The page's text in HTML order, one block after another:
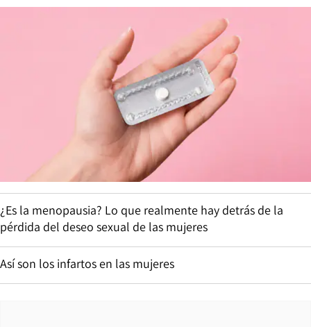
¿Es la menopausia? Lo que realmente hay detrás de la
pérdida del deseo sexual de las mujeres
Así son los infartos en las mujeres